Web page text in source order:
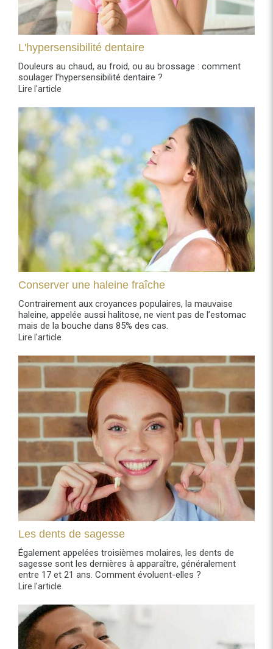
L'hypersensibilité dentaire
Douleurs au chaud, au froid, ou au brossage : comment
soulager l’hypersensibilité dentaire ?
Lire l'article
Conserver une haleine fraîche
Contrairement aux croyances populaires, la mauvaise
haleine, appelée aussi halitose, ne vient pas de l’estomac
mais de la bouche dans 85% des cas.
Lire l'article
Les dents de sagesse
Également appelées troisièmes molaires, les dents de
sagesse sont les dernières à apparaître, généralement
entre 17 et 21 ans. Comment évoluent-elles ?
Lire l'article